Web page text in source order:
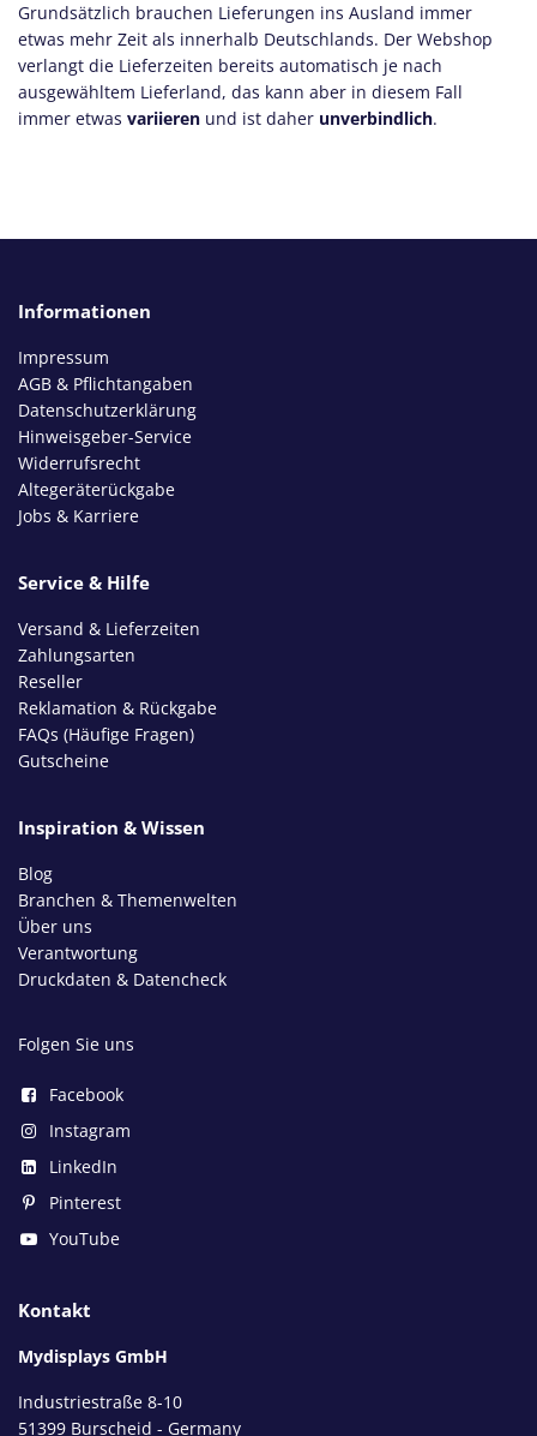
Grundsätzlich brauchen Lieferungen ins Ausland immer
etwas mehr Zeit als innerhalb Deutschlands. Der Webshop
verlangt die Lieferzeiten bereits automatisch je nach
ausgewähltem Lieferland, das kann aber in diesem Fall
immer etwas variieren und ist daher unverbindlich.
Informationen
Impressum
AGB & Pflichtangaben
Datenschutzerklärung
Hinweisgeber-Service
Widerrufsrecht
Altegeräterückgabe
Jobs & Karriere
Service & Hilfe
Versand & Lieferzeiten
Zahlungsarten
Reseller
Reklamation & Rückgabe
FAQs (Häufige Fragen)
Gutscheine
Inspiration & Wissen
Blog
Branchen & Themenwelten
Über uns
Verantwortung
Druckdaten & Datencheck
Folgen Sie uns
Facebook
Instagram
LinkedIn
Pinterest
YouTube
Kontakt
Mydisplays GmbH
Industriestraße 8-10
51399 Burscheid - Germany